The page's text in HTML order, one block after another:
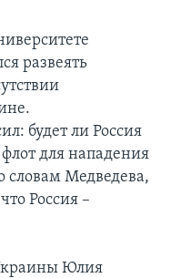
развеять
будет ли Россия
для нападения
словам Медведева,
Россия –
Юлия